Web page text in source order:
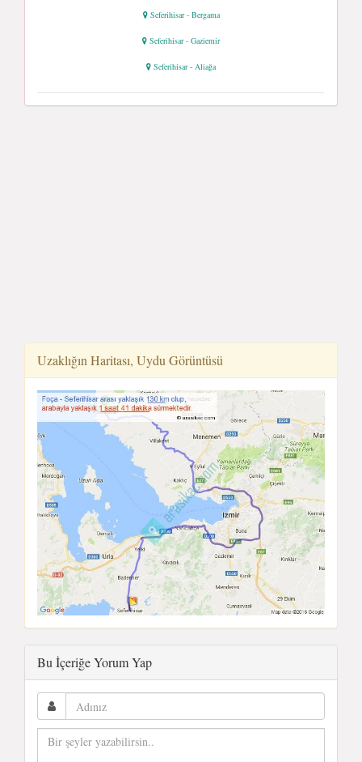
Seferihisar - Bergama
Seferihisar - Gaziemir
Seferihisar - Aliağa
Uzaklığın Haritası, Uydu Görüntüsü
Bu İçeriğe Yorum Yap